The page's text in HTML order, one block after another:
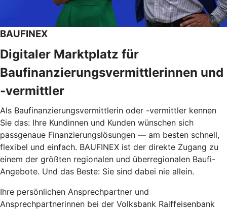
BAUFINEX
Digitaler Marktplatz für
Baufinanzierungsvermittlerinnen und
-vermittler
Als Baufinanzierungsvermittlerin oder -vermittler kennen
Sie das: Ihre Kundinnen und Kunden wünschen sich
passgenaue Finanzierungslösungen — am besten schnell,
flexibel und einfach. BAUFINEX ist der direkte Zugang zu
einem der größten regionalen und überregionalen Baufi-
Angebote. Und das Beste: Sie sind dabei nie allein.
Ihre persönlichen Ansprechpartner und
Ansprechpartnerinnen bei der Volksbank Raiffeisenbank